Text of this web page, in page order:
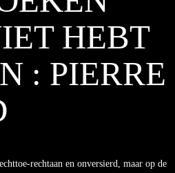
HEBT
: PIERRE
rechtaan en onversierd, maar op de